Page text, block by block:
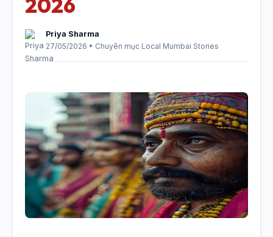
Priya Sharma
27/05/2026 • Chuyên mục Local Mumbai Stories